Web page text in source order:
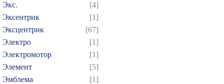
Экс.
[4]
Эксентрик
[1]
Эксцентрик
[67]
Электро
[1]
Электромотор
[1]
Элемент
[5]
Эмблема
[1]